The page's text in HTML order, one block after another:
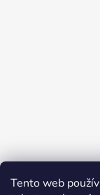
Tento web